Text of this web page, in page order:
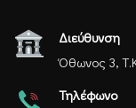
Διεύθυνση
Όθωνος 3,
Τηλέφωνο